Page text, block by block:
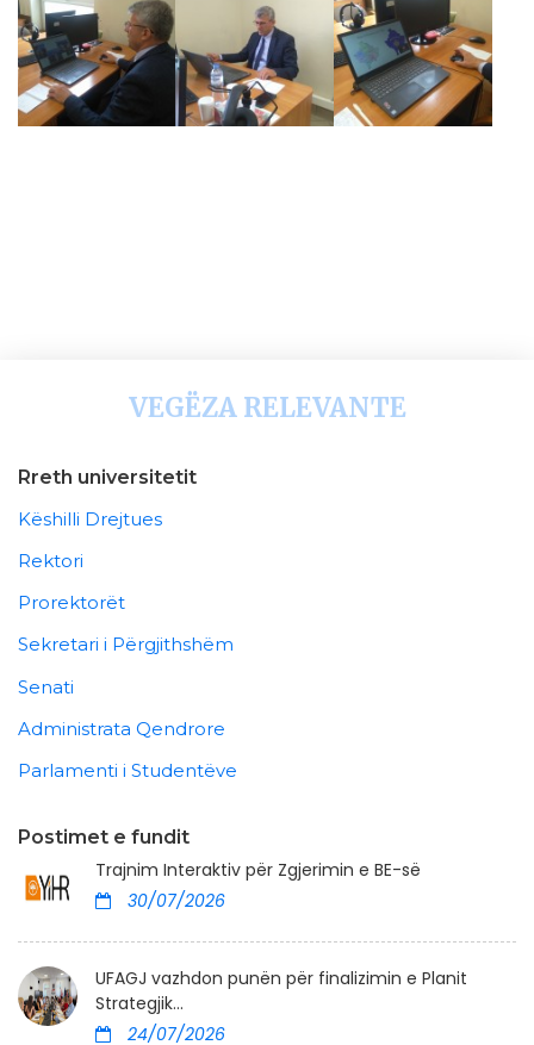
VEGËZA RELEVANTE
Rreth universitetit
Këshilli Drejtues
Rektori
Prorektorët
Sekretari i Përgjithshëm
Senati
Administrata Qendrore
Parlamenti i Studentëve
Postimet e fundit
Trajnim Interaktiv për Zgjerimin e BE-së
30/07/2026
UFAGJ vazhdon punën për finalizimin e Planit
Strategjik...
24/07/2026